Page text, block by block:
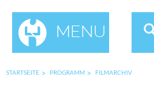
Menu
STARTSEITE PROGRAMM FILMARCHIV